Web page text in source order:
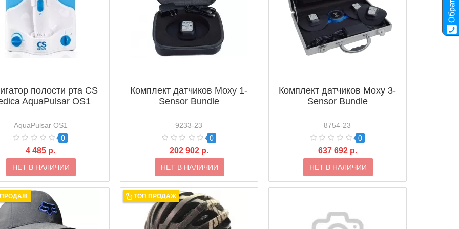
полости рта CS
AquaPulsar OS1
AquaPulsar OS1
0
4 485 р.
НЕТ В НАЛИЧИИ
Комплект датчиков Moxy 1-
Sensor Bundle
9233-23
0
202 902 р.
НЕТ В НАЛИЧИИ
Комплект датчиков Moxy 3-
Sensor Bundle
8754-23
0
637 692 р.
НЕТ В НАЛИЧИИ
ТОП ПРОДАЖ